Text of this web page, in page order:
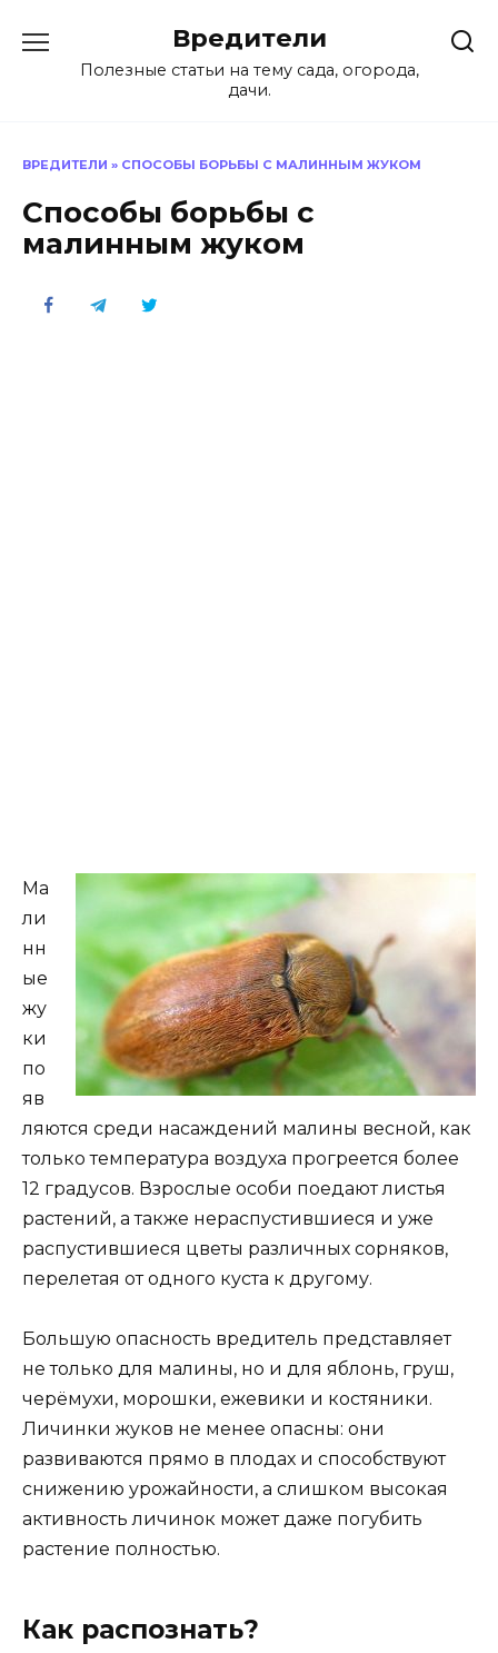
содержанию
Вредители
Полезные статьи на тему сада, огорода,
дачи.
ВРЕДИТЕЛИ » СПОСОБЫ БОРЬБЫ С МАЛИННЫМ ЖУКОМ
Способы борьбы с
малинным жуком
Ма
ли
нн
ые
жу
ки
по
яв
ляются среди насаждений малины весной, как
только температура воздуха прогреется более
12 градусов. Взрослые особи поедают листья
растений, а также нераспустившиеся и уже
распустившиеся цветы различных сорняков,
перелетая от одного куста к другому.
Большую опасность вредитель представляет
не только для малины, но и для яблонь, груш,
черёмухи, морошки, ежевики и костяники.
Личинки жуков не менее опасны: они
развиваются прямо в плодах и способствуют
снижению урожайности, а слишком высокая
активность личинок может даже погубить
растение полностью.
Как распознать?